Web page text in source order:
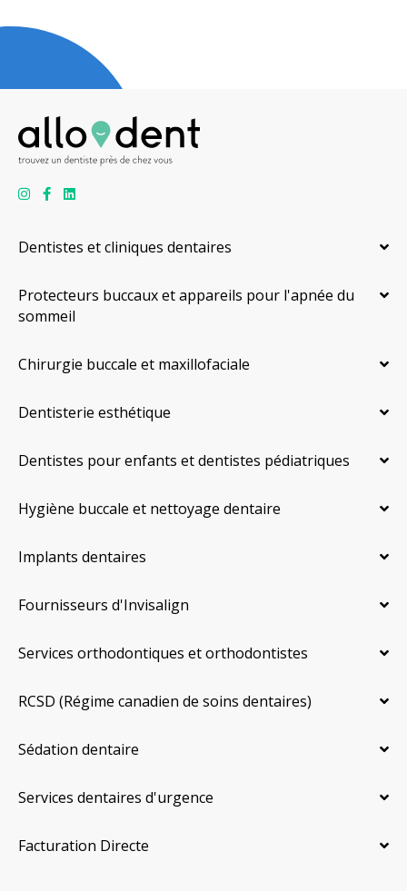
Dentistes et cliniques dentaires
Protecteurs buccaux et appareils pour l'apnée du
sommeil
Chirurgie buccale et maxillofaciale
Dentisterie esthétique
Dentistes pour enfants et dentistes pédiatriques
Hygiène buccale et nettoyage dentaire
Implants dentaires
Fournisseurs d'Invisalign
Services orthodontiques et orthodontistes
RCSD (Régime canadien de soins dentaires)
Sédation dentaire
Services dentaires d'urgence
Facturation Directe